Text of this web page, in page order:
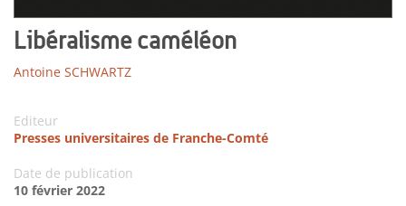
Libéralisme caméléon
Antoine SCHWARTZ
Editeur
Presses universitaires de Franche-Comté
Date de publication
10 février 2022